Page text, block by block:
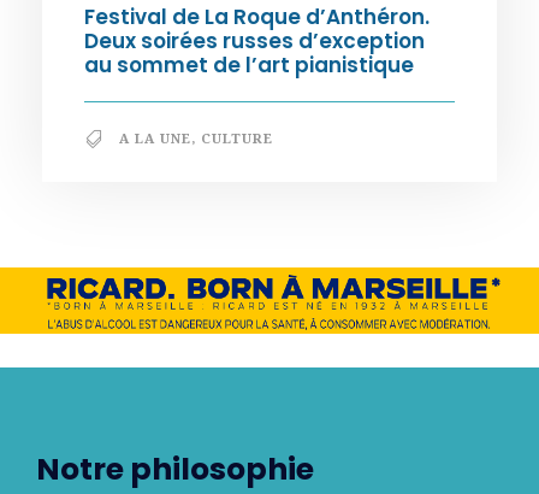
Festival de La Roque d’Anthéron.
Deux soirées russes d’exception
au sommet de l’art pianistique
A LA UNE, CULTURE
Notre philosophie